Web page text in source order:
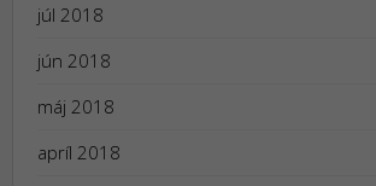
júl 2018
jún 2018
máj 2018
apríl 2018